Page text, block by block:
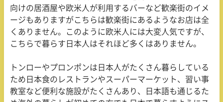
向けの居酒屋や欧米人が利用するバーなど歓楽街のイメ
ージもありますがこちらは歓楽街にあるようなお店は全
くありません。このように欧米人には大変人気ですが、
こちらで暮らす日本人はそれほど多くはありません。
トンローやプロンポンは日本人がたくさん暮らしている
ため日本食のレストランやスーパーマーケット、習い事
教室など便利な施設がたくさんあり、日本語も通じるた